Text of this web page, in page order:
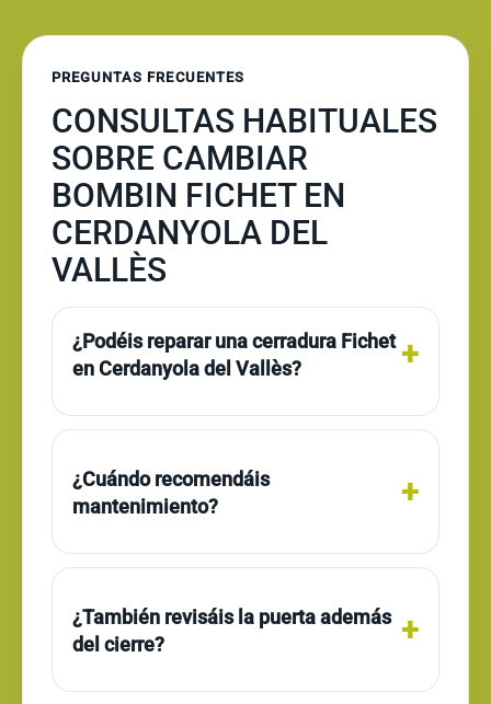
PREGUNTAS FRECUENTES
CONSULTAS HABITUALES
SOBRE CAMBIAR
BOMBIN FICHET EN
CERDANYOLA DEL
VALLÈS
¿Podéis reparar una cerradura Fichet
en Cerdanyola del Vallès?
¿Cuándo recomendáis
mantenimiento?
¿También revisáis la puerta además
del cierre?